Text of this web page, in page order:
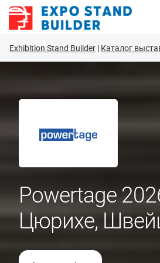
Перейти
Exhibition Stand Builder Каталог
Powertage
Цюрихе,